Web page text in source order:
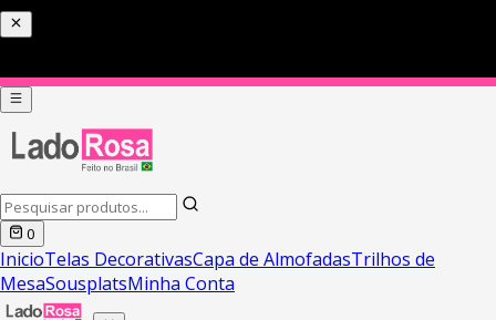
0
InicioTelas DecorativasCapa de AlmofadasTrilhos de
MesaSousplatsMinha Conta